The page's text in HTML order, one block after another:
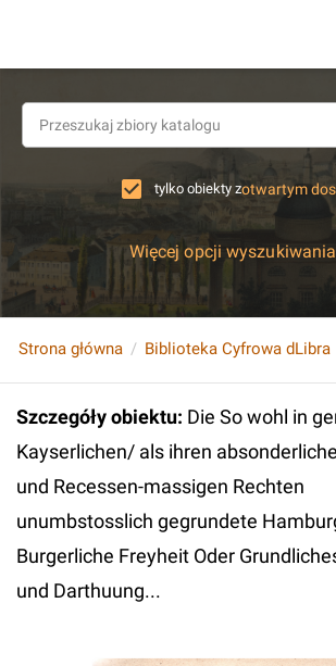
tylko obiekty zotwartym
Więcej opcji wyszukiwania
Strona główna Biblioteka Cyfrowa dLibra
Szczegóły obiektu: Die So wohl in
Kayserlichen/ als ihren
und Recessen-massigen Rechten
unumbstosslich gegrundete
Burgerliche Freyheit Oder
und Darthuung...